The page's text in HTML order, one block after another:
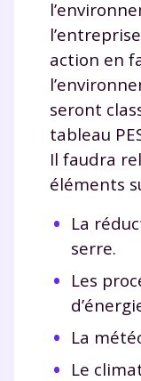
action en
seront
tableau
Il faudra
éléments
La
serre.
Les
La
Le